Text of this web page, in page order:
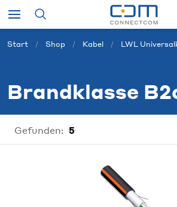
Start Shop Kabel LWL
Brandklasse
Gefunden: 5